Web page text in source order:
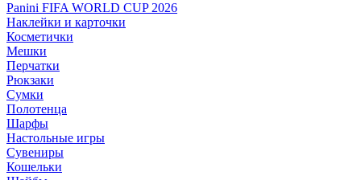
Panini FIFA WORLD CUP 2026
Наклейки и карточки
Косметички
Мешки
Перчатки
Рюкзаки
Сумки
Полотенца
Шарфы
Настольные игры
Сувениры
Кошельки